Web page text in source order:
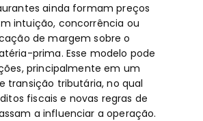
ainda formam preços
intuição, concorrência ou
de margem sobre o
prima. Esse modelo pode
principalmente em um
transição tributária, no qual
fiscais e novas regras de
a influenciar a operação.